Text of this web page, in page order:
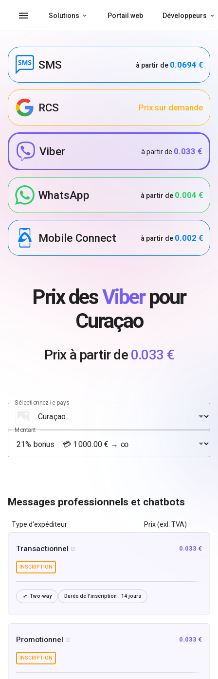
menu Solutions Portail web Développeurs
SMS à partir de 0.0694 €
RCS Prix sur demande
Viber à partir de 0.033 €
WhatsApp à partir de 0.004 €
Mobile Connect à partir de 0.002 €
Prix desViberpour
Curaçao
Prix à partir de 0.033 €
Sélectionnez le pays
Montant
Messages professionnels et chatbots
Type d'expéditeur Prix (exl. TVA)
Transactionnel  0.033 €
INSCRIPTION
 Two-way Durée de l'inscription : 14 jours
Promotionnel  0.033 €
INSCRIPTION